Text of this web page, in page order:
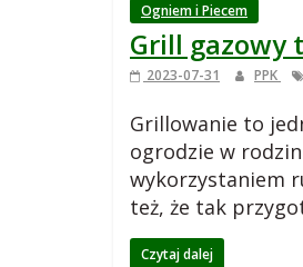
o
g
m
Ogniem i Piecem
Grill gazowy
2023-07-31 PPK
Grillowanie to
ogrodzie w
wykorzystaniem
też, że tak
Czytaj dalej